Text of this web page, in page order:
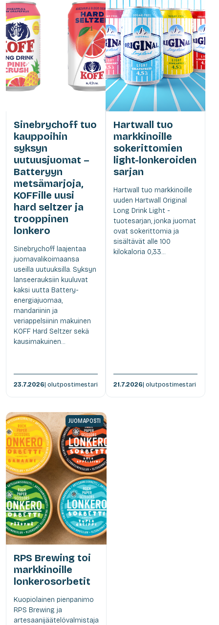
Sinebrychoff tuo
kauppoihin
syksyn
uutuusjuomat –
Batteryyn
metsämarjoja,
KOFFille uusi
hard seltzer ja
trooppinen
lonkero
Sinebrychoff laajentaa
juomavalikoimaansa
useilla uutuuksilla. Syksyn
lanseerauksiin kuuluvat
kaksi uutta Battery-
energiajuomaa,
mandariinin ja
veriappelsiinin makuinen
KOFF Hard Seltzer sekä
kausimakuinen...
23.7.2026| olutpostimestari
Hartwall tuo
markkinoille
sokerittomien
light-lonkeroiden
sarjan
Hartwall tuo markkinoille
uuden Hartwall Original
Long Drink Light -
tuotesarjan, jonka juomat
ovat sokerittomia ja
sisältävät alle 100
kilokaloria 0,33...
21.7.2026| olutpostimestari
JUOMAPOSTI
RPS Brewing toi
markkinoille
lonkerosorbetit
Kuopiolainen pienpanimo
RPS Brewing ja
artesaanijäätelövalmistaja